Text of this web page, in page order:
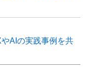
AIの実践事例を共